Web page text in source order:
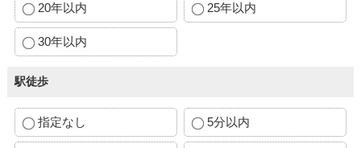
20年以内 25年以内
30年以内
駅徒歩
指定なし 5分以内